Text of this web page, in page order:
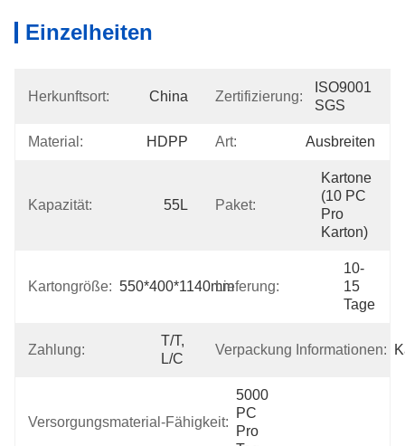
Einzelheiten
Herkunftsort: China Zertifizierung:
ISO9001
SGS
Material: HDPP Art: Ausbreiten
Kapazität: 55L Paket:
Kartone
(10 PC
Pro
Karton)
Kartongröße: 550*400*1140mmLieferung:
10-
15
Tage
Zahlung:
T/T,
L/C
Verpackung Informationen:
Versorgungsmaterial-Fähigkeit:
5000
PC
Pro